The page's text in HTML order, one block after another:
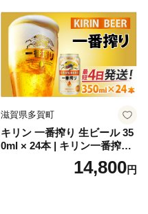
滋賀県多賀町
キリン 一番搾り 生ビール 35
0ml × 24本 | キリン一番搾り
キリンビール 一番搾り ビー
ル 24缶 きりんいちばんしぼ
14,800円